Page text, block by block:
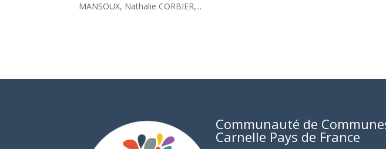
MANSOUX, Nathalie CORBIER,...
Communauté de
Carnelle Pays de France